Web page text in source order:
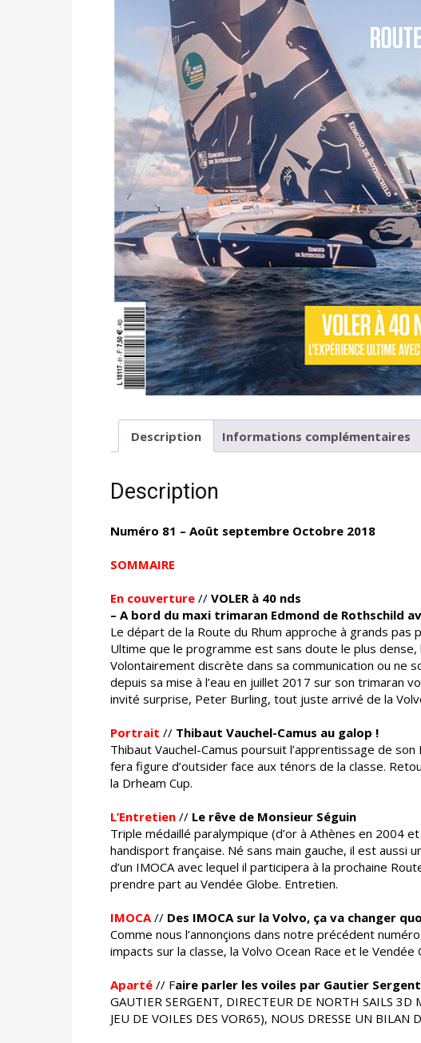
Description Informations complémentaires
Description
Numéro 81 – Août septembre Octobre 2018
SOMMAIRE
En couverture // VOLER à 40 nds
– A bord du maxi trimaran Edmond de Rothschild
Le départ de la Route du Rhum approche à grands
Ultime que le programme est sans doute le plus
Volontairement discrète dans sa communication ou ne
depuis sa mise à l’eau en juillet 2017 sur son trimaran
invité surprise, Peter Burling, tout juste arrivé de la
Portrait // Thibaut Vauchel-Camus au galop !
Thibaut Vauchel-Camus poursuit l’apprentissage de son
fera figure d’outsider face aux ténors de la classe.
la Drheam Cup.
L’Entretien // Le rêve de Monsieur Séguin
Triple médaillé paralympique (d’or à Athènes en 2004
handisport française. Né sans main gauche, il est aussi
d’un IMOCA avec lequel il participera à la prochaine
prendre part au Vendée Globe. Entretien.
IMOCA// Des IMOCA sur la Volvo, ça va changer
Comme nous l’annonçions dans notre précédent
impacts sur la classe, la Volvo Ocean Race et le
Aparté // Faire parler les voiles par Gautier Sergent
GAUTIER SERGENT, DIRECTEUR DE NORTH SAILS
JEU DE VOILES DES VOR65), NOUS DRESSE UN